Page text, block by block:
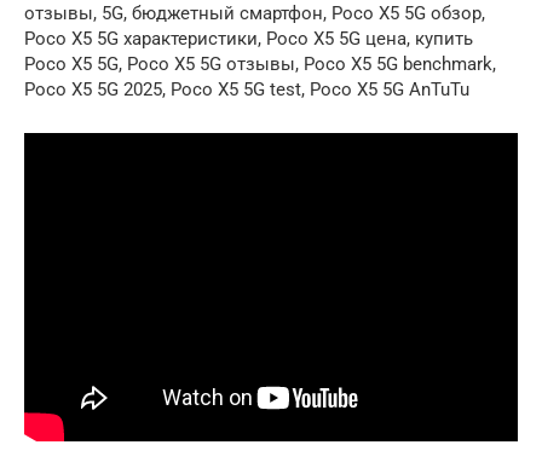
отзывы, 5G, бюджетный смартфон, Poco X5 5G обзор,
Poco X5 5G характеристики, Poco X5 5G цена, купить
Poco X5 5G, Poco X5 5G отзывы, Poco X5 5G benchmark,
Poco X5 5G 2025, Poco X5 5G test, Poco X5 5G AnTuTu